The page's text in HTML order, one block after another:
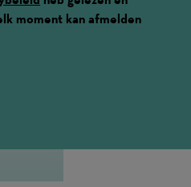
moment kan afmelden